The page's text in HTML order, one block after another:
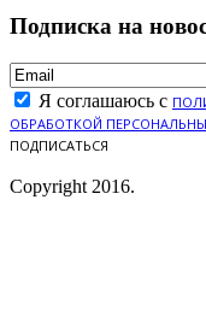
Подписка на
Я соглашаюсь с
ОБРАБОТКОЙ
ПОДПИСАТЬСЯ
Copyright 2016.